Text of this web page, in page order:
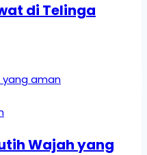
di Telinga
Wajah yang